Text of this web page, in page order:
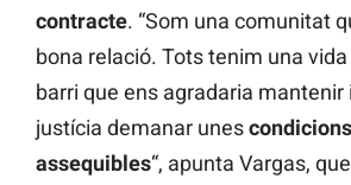
contracte. “Som una comunitat
bona relació. Tots tenim una
barri que ens agradaria mantenir
justícia demanar unes
assequibles“, apunta Vargas,